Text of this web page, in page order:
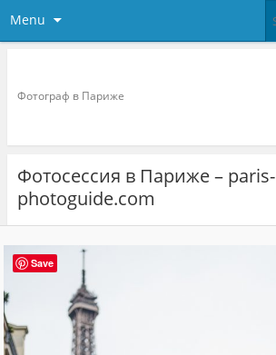
Menu
Фотограф в Париже
Фотосессия в Париже – paris-
photoguide.com
Save